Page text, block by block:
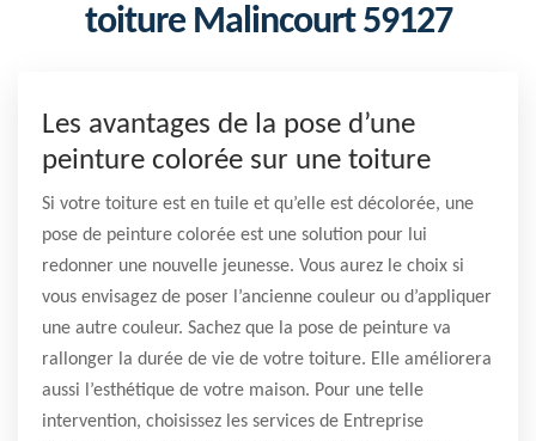
toiture Malincourt 59127
Les avantages de la pose d’une
peinture colorée sur une toiture
Si votre toiture est en tuile et qu’elle est décolorée, une
pose de peinture colorée est une solution pour lui
redonner une nouvelle jeunesse. Vous aurez le choix si
vous envisagez de poser l’ancienne couleur ou d’appliquer
une autre couleur. Sachez que la pose de peinture va
rallonger la durée de vie de votre toiture. Elle améliorera
aussi l’esthétique de votre maison. Pour une telle
intervention, choisissez les services de Entreprise